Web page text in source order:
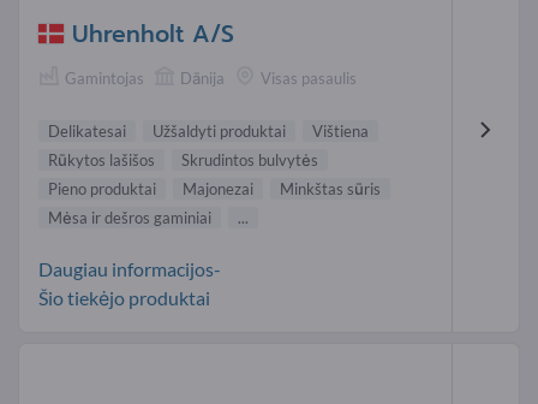
Uhrenholt A/S
Gamintojas Dānija Visas pasaulis
Delikatesai Užšaldyti produktai
Vištiena
Rūkytos lašišos
Skrudintos bulvytės
Pieno produktai
Majonezai
Minkštas sūris
Mėsa ir dešros gaminiai
...
Daugiau informacijos-
Šio tiekėjo produktai